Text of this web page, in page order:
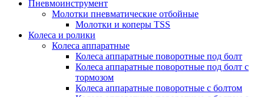
Пневмоинструмент
Молотки пневматические отбойные
Молотки и коперы TSS
Колеса и ролики
Колеса аппаратные
Колеса аппаратные поворотные под болт
Колеса аппаратные поворотные под болт с
тормозом
Колеса аппаратные поворотные с болтом